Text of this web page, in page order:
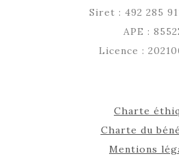
Siret : 492 285
APE :
Licence :
Charte
Charte du
Mentions